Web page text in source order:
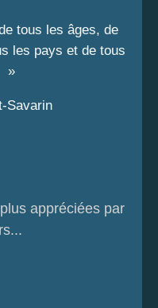
tous les âges, de
les pays et de tous
»
Savarin
appréciées par